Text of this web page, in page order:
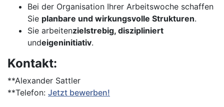
Bei der Organisation Ihrer Arbeitswoche schaffen
Sie planbare und wirkungsvolle Strukturen.
Sie arbeitenzielstrebig, diszipliniert
undeigeninitiativ.
Kontakt:
**Alexander Sattler
**Telefon: Jetzt bewerben!